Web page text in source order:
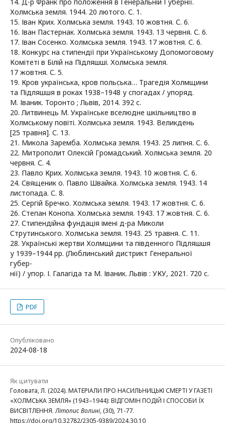
Холмська земля. 1944. 20 лютого. С. 1.
15. Іван Крих. Холмська земля. 1943. 10 жовтня. С. 6.
16. Іван Пастернак. Холмська земля. 1943. 13 червня. С. 6.
17. Іван Сосенко. Холмська земля. 1943. 17 жовтня. С. 6.
18. Конкурс на стипендії при Українському Допомоговому
Комітеті в Білій на Підляшші. Холмська земля.
17 жовтня. С. 5.
19. Кров українська, кров польська… Трагедія Холмщини
та Підляшшя в роках 1938–1948 у спогадах / упоряд.
М. Іваник. Торонто ; Львів, 2014. 392 с.
20. Литвинець М. Українське вселюдне шкільництво в
Холмському повіті. Холмська земля. 1943. Великдень
[25 травня]. С. 13.
21. Микола Заремба. Холмська земля. 1943. 25 липня. С. 6.
22. Митрополит Олексій Громадський. Холмська земля. 20
червня. С. 4.
23. Павло Крих. Холмська земля. 1943. 10 жовтня. С. 6.
24. Священик о. Павло Швайка. Холмська земля. 1943. 14
листопада. С. 8.
25. Сергій Бречко. Холмська земля. 1943. 17 жовтня. С. 6.
26. Степан Конопа. Холмська земля. 1943. 17 жовтня. С. 6.
27. Стипендійна фундація імені д-ра Миколи
Струтинського. Холмська земля. 1943. 25 травня. С. 11.
28. Українські жертви Холмщини та південного Підляшшя
у 1939–1944 рр. (Люблинський дистрикт Генеральної
губер-
нії) / упор. І. Галагіда та М. Іваник. Львів : УКУ, 2021. 720 с.
PDF
Опубліковано
2024-08-18
Як цитувати
Головата, Л. (2024). МАТЕРІАЛИ ПРО НАСИЛЬНИЦЬКІ СМЕРТІ У ГАЗЕТІ
«ХОЛМСЬКА ЗЕМЛЯ» (1943–1944): ВІДГОМІН ПОДІЙ І СПОСОБИ ЇХ
ВИСВІТЛЕННЯ.Літопис Волині, (30), 71-77.
https://doi.org/10.32782/2305-9389/2024.30.10